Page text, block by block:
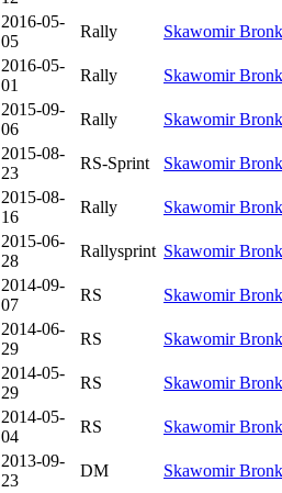
2016-05-
05
Rally Skawomir Bronk
2016-05-
01
Rally Skawomir Bronk
2015-09-
06
Rally Skawomir Bronk
2015-08-
23
RS-Sprint Skawomir Bronk
2015-08-
16
Rally Skawomir Bronk
2015-06-
28
Rallysprint Skawomir Bronk
2014-09-
07
RS Skawomir Bronk
2014-06-
29
RS Skawomir Bronk
2014-05-
29
RS Skawomir Bronk
2014-05-
04
RS Skawomir Bronk
2013-09-
23
DM Skawomir Bronk